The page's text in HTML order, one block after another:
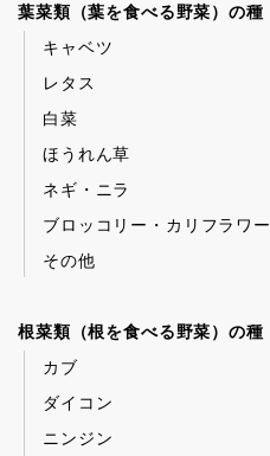
葉菜類（葉を食べる野菜）の種
キャベツ
レタス
白菜
ほうれん草
ネギ・ニラ
ブロッコリー・カリフラワー
その他
根菜類（根を食べる野菜）の種
カブ
ダイコン
ニンジン